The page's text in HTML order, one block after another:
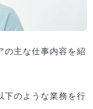
の主な仕事内容を紹
下のような業務を行